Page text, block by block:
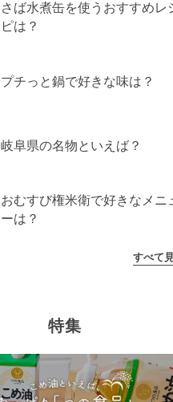
さば水煮缶を使うおすすめレ
ピは？
プチっと鍋で好きな味は？
岐阜県の名物といえば？
おむすび権米衛で好きなメニ
ーは？
すべて
特集